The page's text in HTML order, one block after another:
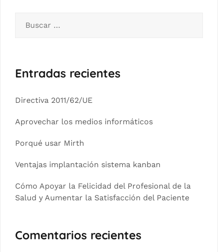
Entradas recientes
Directiva 2011/62/UE
Aprovechar los medios informáticos
Porqué usar Mirth
Ventajas implantación sistema kanban
Cómo Apoyar la Felicidad del Profesional de la
Salud y Aumentar la Satisfacción del Paciente
Comentarios recientes